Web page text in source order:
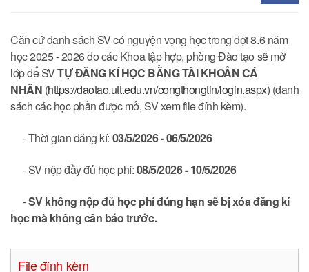
Căn cứ danh sách SV có nguyện vọng học trong đợt 8.6 năm
học 2025 - 2026 do các Khoa tập hợp, phòng Đào tạo sẽ mở
lớp để SVTỰ ĐĂNG KÍ HỌC BẰNG TÀI KHOẢN CÁ
NHÂN (https://daotao.utt.edu.vn/congthongtin/login.aspx) (danh
sách các học phần được mở, SV xem file đính kèm).
- Thời gian đăng kí: 03/5/2026 - 06/5/2026
- SV nộp đầy đủ học phí:08/5/2026 - 10/5/2026
-SV không nộp đủ học phí đúng hạn sẽ bị xóa đăng kí
học mà không cần báo trước.
File đính kèm